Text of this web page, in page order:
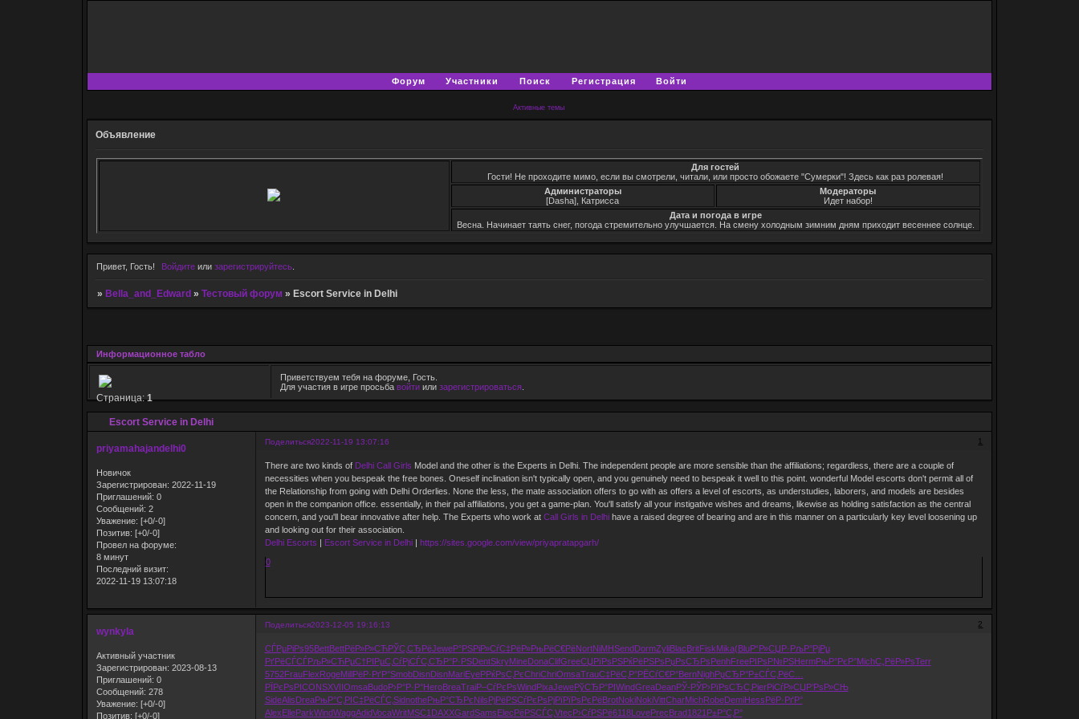
Форум Участники Поиск Регистрация Войти
Активные темы
Объявление
Для гостей
Гости! Не проходите мимо, если вы смотрели, читали, или просто обожаете "Сумерки"! Здесь как раз ролевая!
Администраторы
[Dasha], Катрисса
Модераторы
Идет набор!
Дата и погода в игре
Весна. Начинает таять снег, погода стремительно улучшается. На смену холодным зимним дням приходит весеннее солнце.
Привет, Гость! Войдите илизарегистрируйтесь
» Bella_and_Edward » Тестовый форум » Escort Service in Delhi
Информационное табло
Приветствуем тебя на форуме, Гость.
Для участия в игре просьба войтиили зарегистрироваться.
Escort Service in Delhi
Страница:1
Поделиться 1
2022-11-19 13:07:16
priyamahajandelhi0
Новичок
Зарегистрирован: 2022-11-19
Приглашений: 0
Сообщений: 2
Уважение: [+0/-0]
Позитив: [+0/-0]
Провел на форуме:
8 минут
Последний визит:
2022-11-19 13:07:18
There are two kinds of Delhi Call Girls Model and the other is the Experts in Delhi. The independent people are more sensible than the affiliations; regardless, there are a couple of
necessities when you bespeak the free bones. Oneself inclination isn't typically open, and you genuinely need to bespeak it well to this point. wonderful Model escorts don't permit all of
the Relationship from going with Delhi Orderlies. None the less, the mate association offers to go with as offers a level of escorts, as understudies, laborers, and models are besides
open in the companion office. essentially, in their pal affiliations, you get a game-plan. You'll satisfy all your instigative wishes and dreams, likewise as holding satisfaction as the central
concern, and you'll bear innovative after help. The Experts who work at Call Girls in Delhihave a raised degree of bearing and are in this manner on a particularly key level loosening up
and looking out for their association.
Delhi Escorts | Escort Service in Delhi| https://sites.google.com/view/priyapratapgarh/
0
Поделиться 2
2023-12-05 19:16:13
wynkyla
Активный участник
Зарегистрирован: 2023-08-13
Приглашений: 0
Сообщений: 278
Уважение: [+0/-0]
Позитив: [+0/-0]
СЃРµРіРѕ95BettBettРёР»Р»СЋРЎС‚СЂРёJeweР°РЅРіР»СѓС‡РёР»РњРёС€РёNortNiMHSendDormZyliBlacBritFiskMika(BluР“Р»СЏР·РљР°РјРµ
РґРёСЃСЃРљР»СЋРµС†РІРµС‚СѓРјСЃС‚СЂР°Р·РЅDentSkryMineDonaClifGreeСЏРїРѕРЅРќРёРЅРѕРџРѕСЂРѕPenhFreeРІРѕР№РЅHermРњР°РєР°MichС„РёР»РѕTerr
5752FrauFlexRogeMillРёР·РґР°SmobDisnDisnMariEyePРќРѕС‚РєChriChriOmsaTrauС‡РёС‚Р°РЁСѓС€Р°BernNighРџСЂР°Р±СЃС‚РёС…
РЇРєРѕРІCONSXVIIOmsaBudoР›Р°Р·Р°HeroBreaTraiР–СѓРєРѕWindPixaJeweРўСЂР°РІWindGreaDeanРЎ-РЎР›РїРѕСЂС‚ PierРіСѓР»СЏР’РѕР»СЊ
SideAlisDreaРњР°С‚РІС‡РёСЃС‚SidnotheРњР°СЂРєNilsРјРёРЅСѓРєРѕРјРїРїРѕРєРёBrotNokiNokiVittCharMichRobeDemiHessРёР·РґР°
AlexElleParkWindWaggAdidVocaWritMSC1 DAXXGardSamsElecРёРЅСЃС‚VtecР›СѓРЅРё6118LovePrecBrad1821 Р±Р°С‚Р°